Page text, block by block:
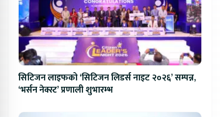
सिटिजन लाइफको ‘सिटिजन लिडर्स नाइट २०२६’ सम्पन्न,
‘भर्सन नेक्स्ट’ प्रणाली शुभारम्भ